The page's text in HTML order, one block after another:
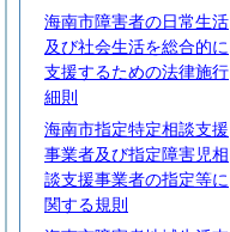
海南市障害者の日常生活
及び社会生活を総合的に
支援するための法律施行
細則
海南市指定特定相談支援
事業者及び指定障害児相
談支援事業者の指定等に
関する規則